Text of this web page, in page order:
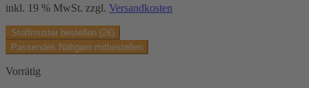
inkl. 19 % MwSt. zzgl. Versandkosten
Stoffmuster bestellen (2€)
Passendes Nähgarn mitbestellen
Vorrätig